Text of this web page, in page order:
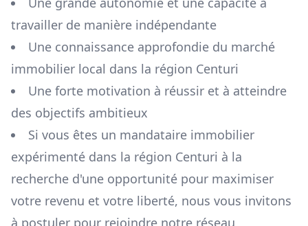
travailler de manière indépendante
Une connaissance approfondie du marché
immobilier local dans la région Centuri
Une forte motivation à réussir et à atteindre
des objectifs ambitieux
Si vous êtes un mandataire immobilier
expérimenté dans la région Centuri à la
recherche d'une opportunité pour maximiser
votre revenu et votre liberté, nous vous invitons